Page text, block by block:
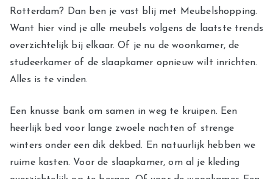
Rotterdam? Dan ben je vast blij met Meubelshopping.
Want hier vind je alle meubels volgens de laatste trends
overzichtelijk bij elkaar. Of je nu de woonkamer, de
studeerkamer of de slaapkamer opnieuw wilt inrichten.
Alles is te vinden.
Een knusse bank om samen in weg te kruipen. Een
heerlijk bed voor lange zwoele nachten of strenge
winters onder een dik dekbed. En natuurlijk hebben we
ruime kasten. Voor de slaapkamer, om al je kleding